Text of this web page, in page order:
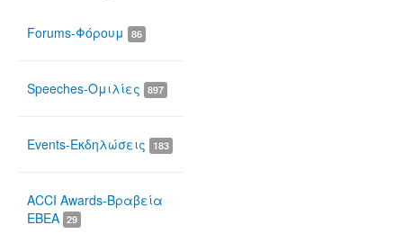
Forums-Φόρουμ 86
Speeches-Ομιλίες 897
Events-Εκδηλώσεις 183
ACCI Awards-Βραβεία
ΕΒΕΑ 29